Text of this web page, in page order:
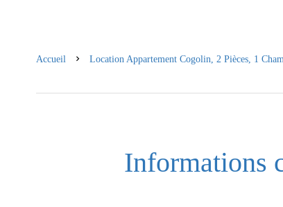
Accueil Location Appartement Cogolin, 2 Pièces, 1
Informations